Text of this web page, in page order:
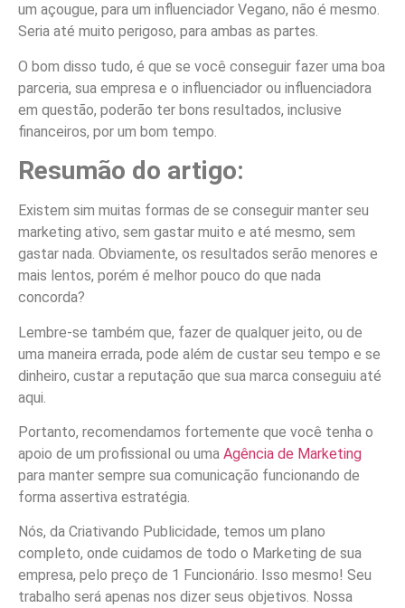
um açougue, para um influenciador Vegano, não é mesmo.
Seria até muito perigoso, para ambas as partes.
O bom disso tudo, é que se você conseguir fazer uma boa
parceria, sua empresa e o influenciador ou influenciadora
em questão, poderão ter bons resultados, inclusive
financeiros, por um bom tempo.
Resumão do artigo:
Existem sim muitas formas de se conseguir manter seu
marketing ativo, sem gastar muito e até mesmo, sem
gastar nada. Obviamente, os resultados serão menores e
mais lentos, porém é melhor pouco do que nada
concorda?
Lembre-se também que, fazer de qualquer jeito, ou de
uma maneira errada, pode além de custar seu tempo e se
dinheiro, custar a reputação que sua marca conseguiu até
aqui.
Portanto, recomendamos fortemente que você tenha o
apoio de um profissional ou uma Agência de Marketing
para manter sempre sua comunicação funcionando de
forma assertiva estratégia.
Nós, da Criativando Publicidade, temos um plano
completo, onde cuidamos de todo o Marketing de sua
empresa, pelo preço de 1 Funcionário. Isso mesmo! Seu
trabalho será apenas nos dizer seus objetivos. Nossa